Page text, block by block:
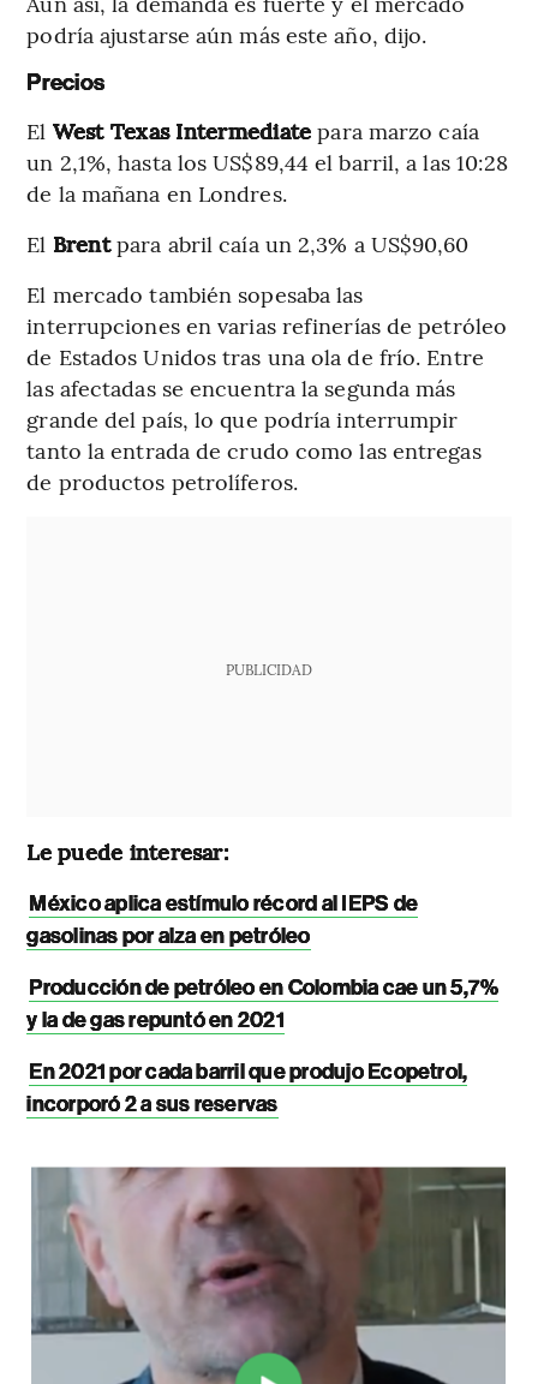
podría ajustarse aún más este año, dijo.
Precios
El West Texas Intermediate para marzo caía
un 2,1%, hasta los US$89,44 el barril, a las 10:28
de la mañana en Londres.
El Brentpara abril caía un 2,3% a US$90,60
El mercado también sopesaba las
interrupciones en varias refinerías de petróleo
de Estados Unidos tras una ola de frío. Entre
las afectadas se encuentra la segunda más
grande del país, lo que podría interrumpir
tanto la entrada de crudo como las entregas
de productos petrolíferos.
PUBLICIDAD
Le puede interesar:
México aplica estímulo récord al IEPS de
gasolinas por alza en petróleo
Producción de petróleo en Colombia cae un 5,7%
y la de gas repuntó en 2021
En 2021 por cada barril que produjo Ecopetrol,
incorporó 2 a sus reservas